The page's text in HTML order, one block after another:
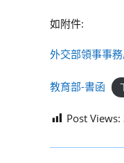
如附件:
外交部領事事
教育部-書函
Post Views: